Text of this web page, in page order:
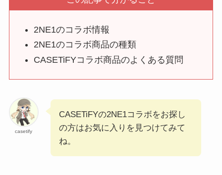
2NE1のコラボ情報
2NE1のコラボ商品の種類
CASETiFYコラボ商品のよくある質問
casetify
CASETiFYの2NE1コラボをお探し
の方はお気に入りを見つけてみて
ね。